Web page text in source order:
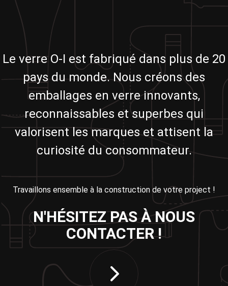
Le verre O-I est fabriqué dans plus de 20
pays du monde. Nous créons des
emballages en verre innovants,
reconnaissables et superbes qui
valorisent les marques et attisent la
curiosité du consommateur.
Travaillons ensemble à la construction de votre project !
N'HÉSITEZ PAS À NOUS
CONTACTER !